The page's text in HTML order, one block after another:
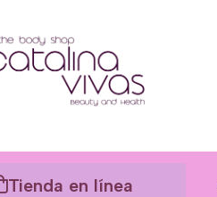
Tienda en línea